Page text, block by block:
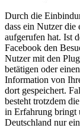
Durch die
dass ein Nutzer die
aufgerufen hat. Ist
Facebook den
Nutzer mit den
betätigen oder
Information von
dort gespeichert.
besteht trotzdem
in Erfahrung bringt
Deutschland nur